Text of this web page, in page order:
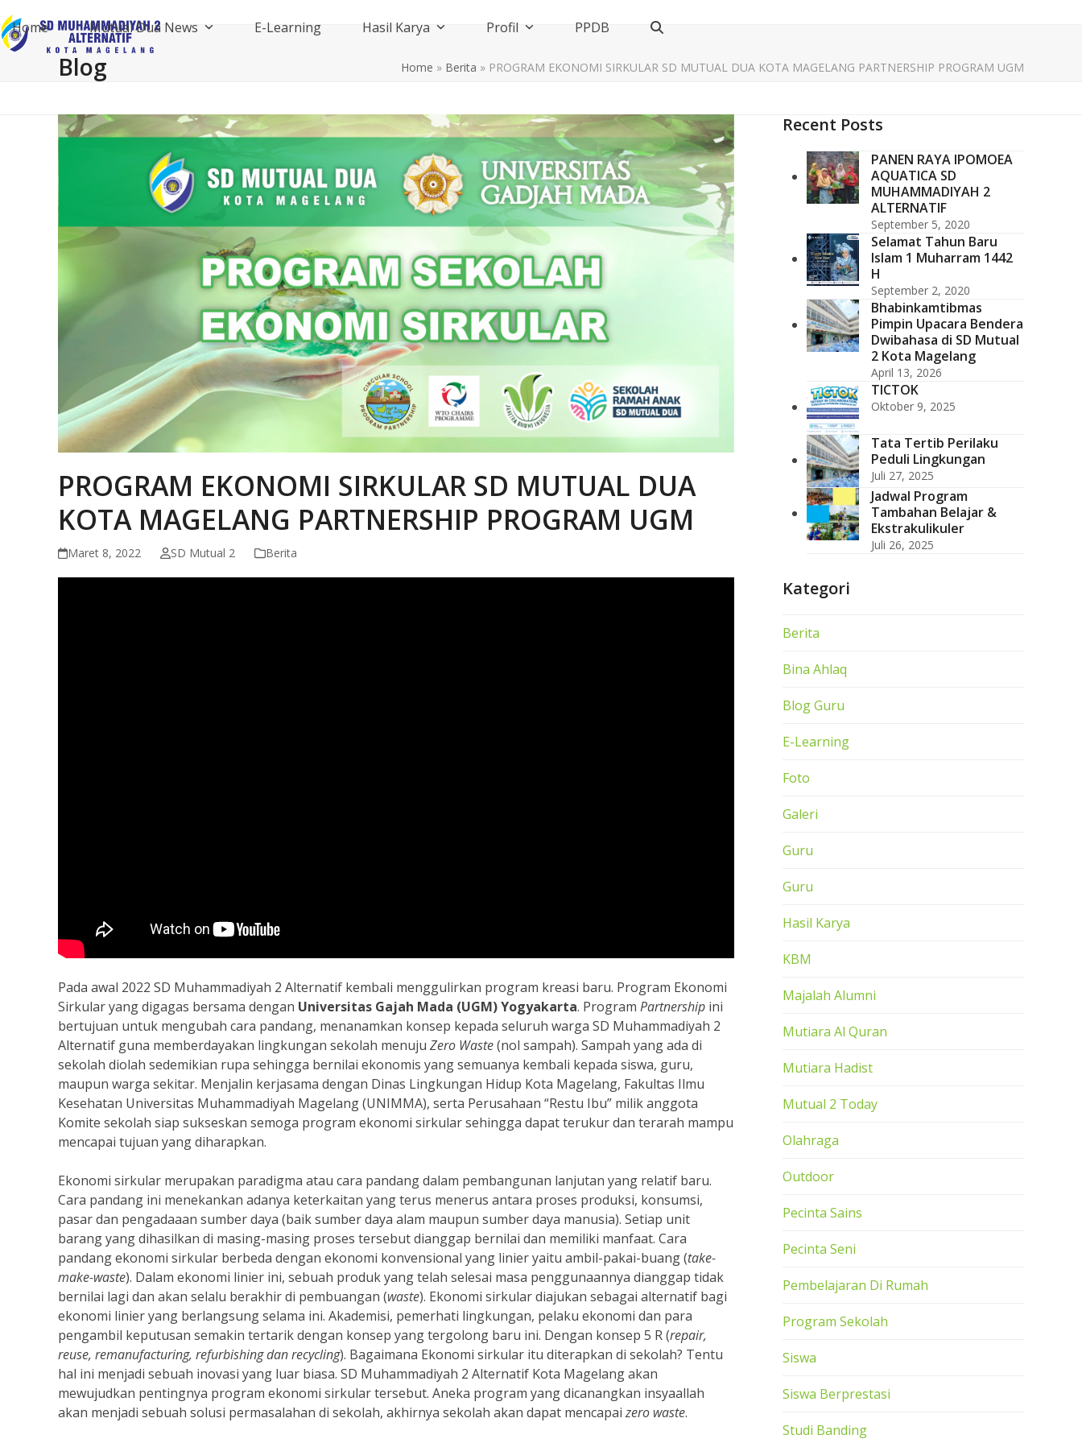
to
content
Home Mutual Dua News E-Learning Hasil Karya Profil PPDB
Blog Home » Berita » PROGRAM EKONOMI SIRKULAR SD MUTUAL DUA KOTA MAGELANG PARTNERSHIP PROGRAM UGM
PROGRAM EKONOMI SIRKULAR SD MUTUAL DUA
KOTA MAGELANG PARTNERSHIP PROGRAM UGM
Maret 8, 2022 SD Mutual 2 Berita
Pada awal 2022 SD Muhammadiyah 2 Alternatif kembali menggulirkan program kreasi baru. Program Ekonomi
Sirkular yang digagas bersama dengan Universitas Gajah Mada (UGM) Yogyakarta. Program Partnership ini
bertujuan untuk mengubah cara pandang, menanamkan konsep kepada seluruh warga SD Muhammadiyah 2
Alternatif guna memberdayakan lingkungan sekolah menuju Zero Waste(nol sampah). Sampah yang ada di
sekolah diolah sedemikian rupa sehingga bernilai ekonomis yang semuanya kembali kepada siswa, guru,
maupun warga sekitar. Menjalin kerjasama dengan Dinas Lingkungan Hidup Kota Magelang, Fakultas Ilmu
Kesehatan Universitas Muhammadiyah Magelang (UNIMMA), serta Perusahaan “Restu Ibu” milik anggota
Komite sekolah siap sukseskan semoga program ekonomi sirkular sehingga dapat terukur dan terarah mampu
mencapai tujuan yang diharapkan.
Ekonomi sirkular merupakan paradigma atau cara pandang dalam pembangunan lanjutan yang relatif baru.
Cara pandang ini menekankan adanya keterkaitan yang terus menerus antara proses produksi, konsumsi,
pasar dan pengadaaan sumber daya (baik sumber daya alam maupun sumber daya manusia). Setiap unit
barang yang dihasilkan di masing-masing proses tersebut dianggap bernilai dan memiliki manfaat. Cara
pandang ekonomi sirkular berbeda dengan ekonomi konvensional yang linier yaitu ambil-pakai-buang (take-
make-waste). Dalam ekonomi linier ini, sebuah produk yang telah selesai masa penggunaannya dianggap tidak
bernilai lagi dan akan selalu berakhir di pembuangan (waste). Ekonomi sirkular diajukan sebagai alternatif bagi
ekonomi linier yang berlangsung selama ini. Akademisi, pemerhati lingkungan, pelaku ekonomi dan para
pengambil keputusan semakin tertarik dengan konsep yang tergolong baru ini. Dengan konsep 5 R (repair,
reuse, remanufacturing, refurbishing dan recycling). Bagaimana Ekonomi sirkular itu diterapkan di sekolah? Tentu
hal ini menjadi sebuah inovasi yang luar biasa. SD Muhammadiyah 2 Alternatif Kota Magelang akan
mewujudkan pentingnya program ekonomi sirkular tersebut. Aneka program yang dicanangkan insyaallah
akan menjadi sebuah solusi permasalahan di sekolah, akhirnya sekolah akan dapat mencapaizero waste.
Recent Posts
PANEN RAYA IPOMOEA
AQUATICA SD
MUHAMMADIYAH 2
ALTERNATIF
September 5, 2020
Selamat Tahun Baru
Islam 1 Muharram 1442
H
September 2, 2020
Bhabinkamtibmas
Pimpin Upacara Bendera
Dwibahasa di SD Mutual
2 Kota Magelang
April 13, 2026
TICTOK
Oktober 9, 2025
Tata Tertib Perilaku
Peduli Lingkungan
Juli 27, 2025
Jadwal Program
Tambahan Belajar &
Ekstrakulikuler
Juli 26, 2025
Kategori
Berita
Bina Ahlaq
Blog Guru
E-Learning
Foto
Galeri
Guru
Guru
Hasil Karya
KBM
Majalah Alumni
Mutiara Al Quran
Mutiara Hadist
Mutual 2 Today
Olahraga
Outdoor
Pecinta Sains
Pecinta Seni
Pembelajaran Di Rumah
Program Sekolah
Siswa
Siswa Berprestasi
Studi Banding